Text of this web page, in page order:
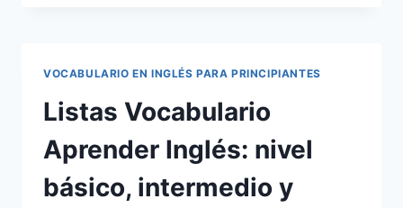
VOCABULARIO EN INGLÉS PARA PRINCIPIANTES
Listas Vocabulario
Aprender Inglés: nivel
básico, intermedio y